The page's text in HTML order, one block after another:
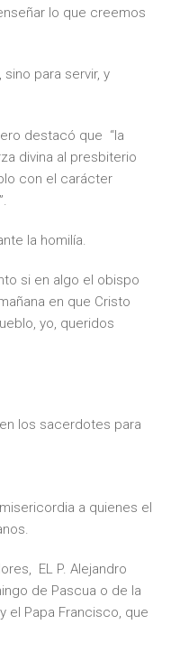
lo que creemos
para servir, y
destacó que “la
divina al presbiterio
con el carácter
la homilía.
si en algo el obispo
en que Cristo
yo, queridos
los sacerdotes para
a quienes el
EL P. Alejandro
de Pascua o de la
el Papa Francisco, que